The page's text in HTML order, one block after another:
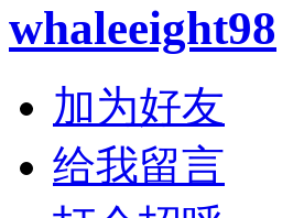
whaleeight98
加为好友
给我留言